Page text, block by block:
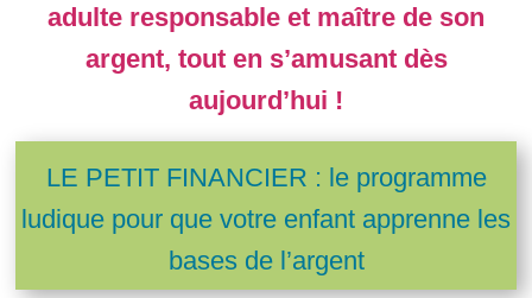
adulte responsable et maître de son
argent, tout en s’amusant dès
aujourd’hui !
LE PETIT FINANCIER : le programme
ludique pour que votre enfant apprenne les
bases de l’argent